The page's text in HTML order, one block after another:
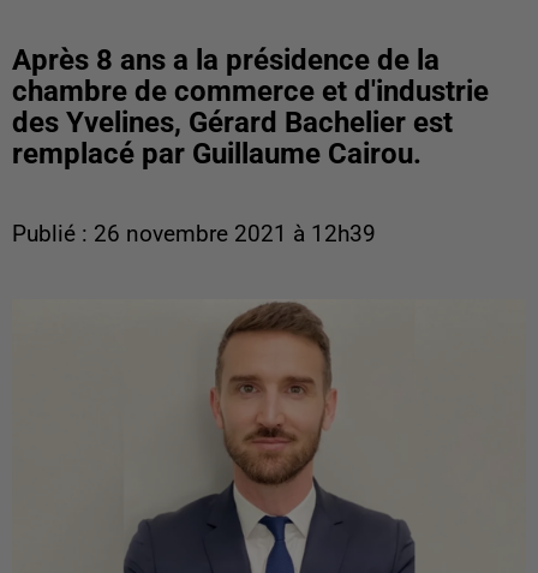
Après 8 ans a la présidence de la
chambre de commerce et d'industrie
des Yvelines, Gérard Bachelier est
remplacé par Guillaume Cairou.
Publié : 26 novembre 2021 à 12h39